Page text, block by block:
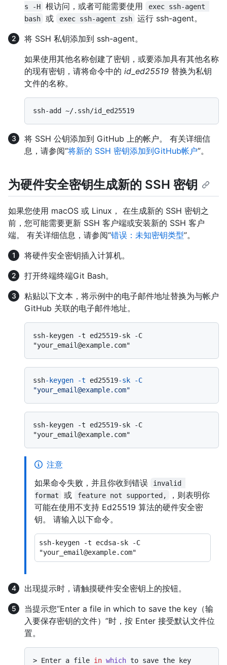
s -H
根访问，或者可能需要使用
exec ssh-agent
bash
或 exec ssh-agent zsh
运行 ssh-agent。
将 SSH 私钥添加到 ssh-agent。
如果使用其他名称创建了密钥，或要添加具有其他名称
的现有密钥，请将命令中的 id_ed25519 替换为私钥
文件的名称。
将 SSH 公钥添加到 GitHub 上的帐户。 有关详细信
息，请参阅“将新的 SSH 密钥添加到GitHub帐户”。
为硬件安全密钥生成新的 SSH 密钥
如果您使用 macOS 或 Linux， 在生成新的 SSH 密钥之
前，您可能需要更新 SSH 客户端或安装新的 SSH 客户
端。 有关详细信息，请参阅“错误：未知密钥类型”。
将硬件安全密钥插入计算机。
打开终端终端Git Bash。
粘贴以下文本，将示例中的电子邮件地址替换为与帐户
GitHub 关联的电子邮件地址。
ssh-keygen -t ed25519-sk -C
ssh-keygen -t ed25519-sk
-C
"your_email@example.com"
ssh-keygen -t ed25519-sk -C
注意
如果命令失败，并且你收到错误
invalid
format
或 feature not supported,
，则表明你
可能在使用不支持 Ed25519 算法的硬件安全密
钥。 请输入以下命令。
ssh-keygen -t ecdsa-sk -C
出现提示时，请触摸硬件安全密钥上的按钮。
当提示您“Enter a file in which to save the key（输
入要保存密钥的文件）”时，按 Enter 接受默认文件位
置。
> Enter a file in which to save the key